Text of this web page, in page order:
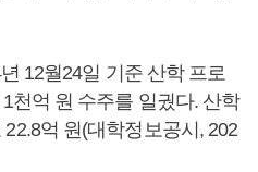
12월24일 기준 산학 프로
천억 원 수주를 일궜다. 산학
억 원(대학정보공시, 202